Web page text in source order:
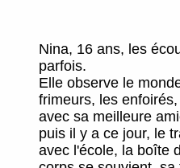
Nina, 16 ans, les
parfois.
Elle observe le
frimeurs, les
avec sa meilleure
puis il y a ce jour, le
avec l'école, la boîte